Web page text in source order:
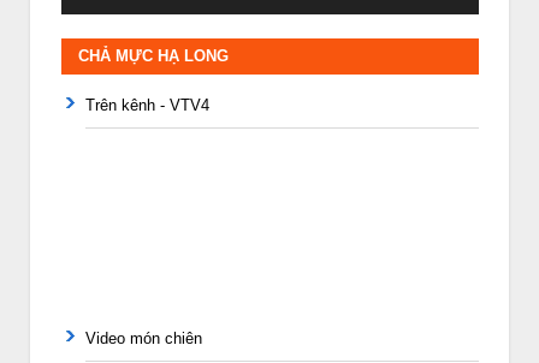
CHẢ MỰC HẠ LONG
Trên kênh - VTV4
Video món chiên